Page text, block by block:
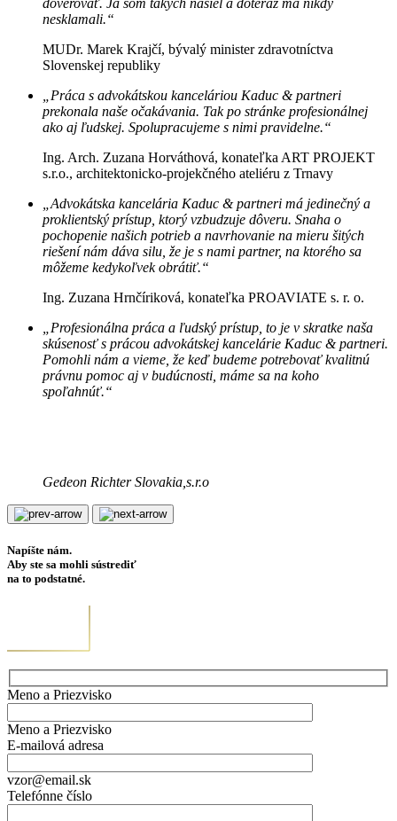
nesklamali.“
MUDr. Marek Krajčí, bývalý minister zdravotníctva
Slovenskej republiky
„Práca s advokátskou kanceláriou Kaduc & partneri
prekonala naše očakávania. Tak po stránke profesionálnej
ako aj ľudskej. Spolupracujeme s nimi pravidelne.“
Ing. Arch. Zuzana Horváthová, konateľka ART PROJEKT
s.r.o., architektonicko-projekčného ateliéru z Trnavy
„Advokátska kancelária Kaduc & partneri má jedinečný a
proklientský prístup, ktorý vzbudzuje dôveru. Snaha o
pochopenie našich potrieb a navrhovanie na mieru šitých
riešení nám dáva silu, že je s nami partner, na ktorého sa
môžeme kedykoľvek obrátiť.“
Ing. Zuzana Hrnčíriková, konateľka PROAVIATE s. r. o.
„Profesionálna práca a ľudský prístup, to je v skratke naša
skúsenosť s prácou advokátskej kancelárie Kaduc & partneri.
Pomohli nám a vieme, že keď budeme potrebovať kvalitnú
právnu pomoc aj v budúcnosti, máme sa na koho
spoľahnúť.“
Gedeon Richter Slovakia,s.r.o
Napíšte nám.
Aby ste sa mohli sústrediť
na to podstatné.
Meno a Priezvisko
Meno a Priezvisko
E-mailová adresa
vzor@email.sk
Telefónne číslo